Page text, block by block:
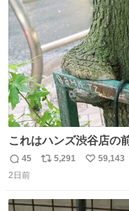
これはハンズ渋谷店の
「くつろ木」。
返
信
45
リ
5,291
い
59,143
2日前